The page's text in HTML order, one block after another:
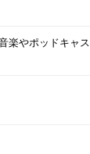
楽やポッドキャス